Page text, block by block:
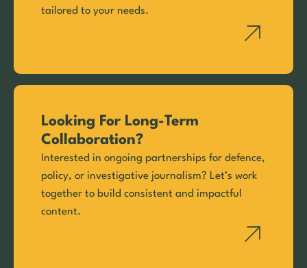
tailored to your needs.
Looking For Long-Term
Collaboration?
Interested in ongoing partnerships for defence,
policy, or investigative journalism? Let’s work
together to build consistent and impactful
content.